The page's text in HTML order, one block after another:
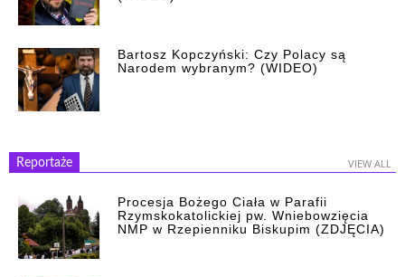
Bartosz Kopczyński: Czy Polacy są
Narodem wybranym? (WIDEO)
Reportaże VIEW ALL
Procesja Bożego Ciała w Parafii
Rzymskokatolickiej pw. Wniebowzięcia
NMP w Rzepienniku Biskupim (ZDJĘCIA)